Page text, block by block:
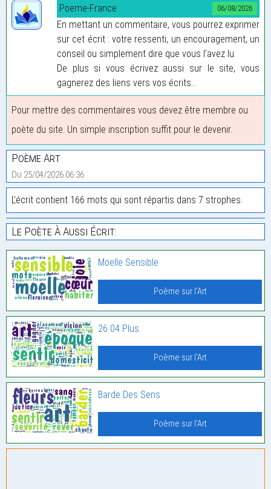
06/08/2026
Poeme-France
En mettant un commentaire, vous pourrez exprimer
sur cet écrit : votre ressenti, un encouragement, un
conseil ou simplement dire que vous l'avez lu.
De plus si vous écrivez aussi sur le site, vous
gagnerez des liens vers vos écrits...
Pour mettre des commentaires vous devez être membre ou
poète du site. Un simple inscription suffit pour le devenir.
Poème Art
Du 25/04/2026 06:36
L'écrit contient 166 mots qui sont répartis dans 7 strophes.
Le Poète À Aussi Écrit:
Moelle Sensible
Poème sur l'Art
26 04 Plus
Poème sur l'Art
Barde Des Sens
Poème sur l'Art